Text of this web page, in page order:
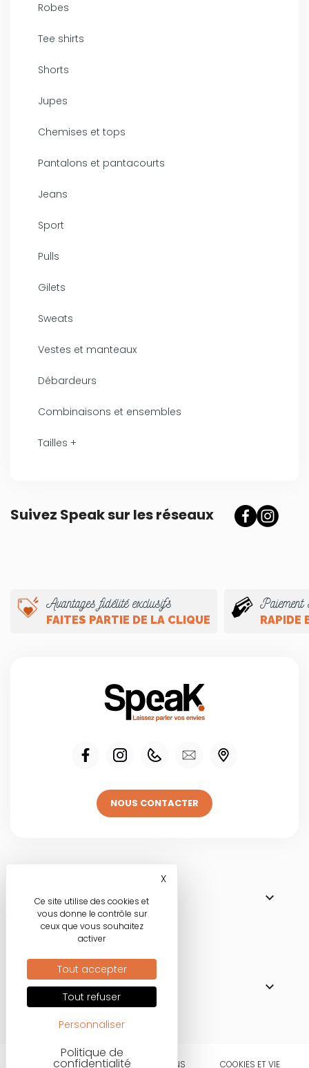
Robes
Tee shirts
Shorts
Jupes
Chemises et tops
Pantalons et pantacourts
Jeans
Sport
Pulls
Gilets
Sweats
Vestes et manteaux
Débardeurs
Combinaisons et ensembles
Tailles +
Suivez Speak sur les réseaux
Avantages fidélité exclusifs
FAITES PARTIE DE LA CLIQUE
Paiement
RAPIDE
NOUS CONTACTER

NOS BOUTIQUES

Nos engagements
MODE RESPONSABLE
CONDITIONS MENTIONS COOKIES ET VIE
Ce site utilise des cookies et
vous donne le contrôle sur
ceux que vous souhaitez
activer
Tout accepter
Tout refuser
Personnaliser
Politique de
confidentialité
XMasquer le bandeau des